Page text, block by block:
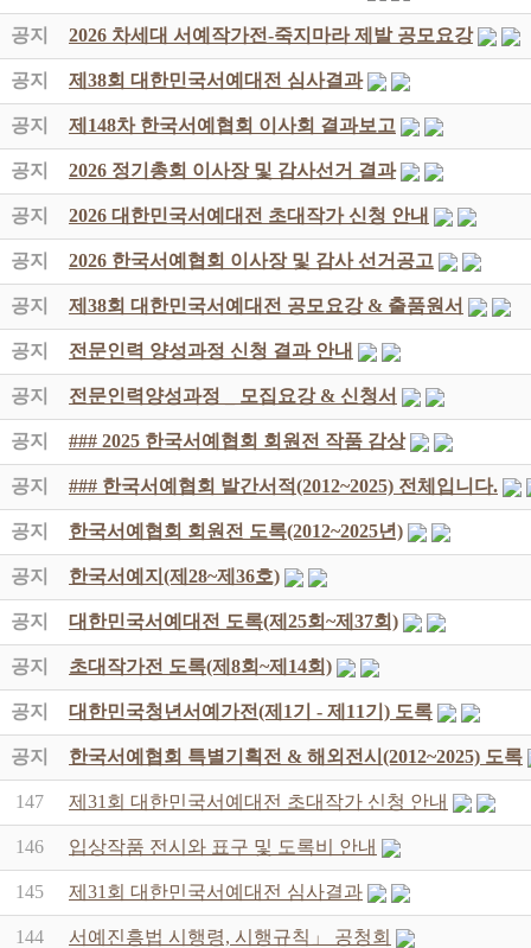
공지 2026 차세대 서예작가전-죽지마라 제발 공모요강
공지 제38회 대한민국서예대전 심사결과
공지 제148차 한국서예협회 이사회 결과보고
공지 2026 정기총회 이사장 및 감사선거 결과
공지 2026 대한민국서예대전 초대작가 신청 안내
공지 2026 한국서예협회 이사장 및 감사 선거공고
공지 제38회 대한민국서예대전 공모요강 & 출품원서
공지 전문인력 양성과정 신청 결과 안내
공지 전문인력양성과정 _ 모집요강 & 신청서
공지 ### 2025 한국서예협회 회원전 작품 감상
공지 ### 한국서예협회 발간서적(2012~2025) 전체입니다.
공지 한국서예협회 회원전 도록(2012~2025년)
공지 한국서예지(제28~제36호)
공지 대한민국서예대전 도록(제25회~제37회)
공지 초대작가전 도록(제8회~제14회)
공지 대한민국청년서예가전(제1기 - 제11기) 도록
공지 한국서예협회 특별기획전 & 해외전시(2012~2025) 도록
147 제31회 대한민국서예대전 초대작가 신청 안내
146 입상작품 전시와 표구 및 도록비 안내
145 제31회 대한민국서예대전 심사결과
144 서예진흥법 시행령, 시행규칙」 공청회